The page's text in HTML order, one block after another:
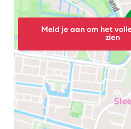
Meld je aan om het
zien